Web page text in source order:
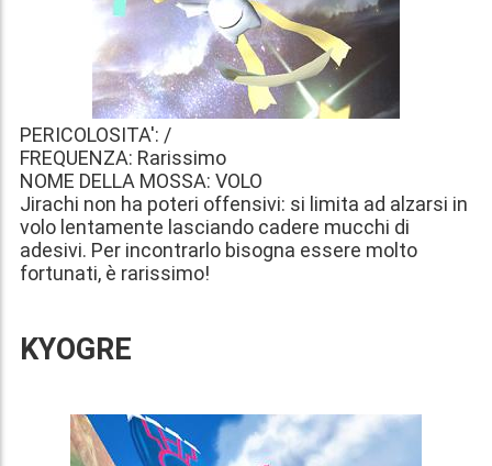
PERICOLOSITA': /
FREQUENZA: Rarissimo
NOME DELLA MOSSA: VOLO
Jirachi non ha poteri offensivi: si limita ad alzarsi in
volo lentamente lasciando cadere mucchi di
adesivi. Per incontrarlo bisogna essere molto
fortunati, è rarissimo!
KYOGRE